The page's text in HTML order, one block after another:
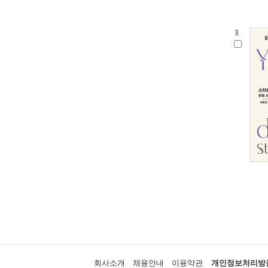
3.
회사소개 채용안내 이용약관 개인정보처리방